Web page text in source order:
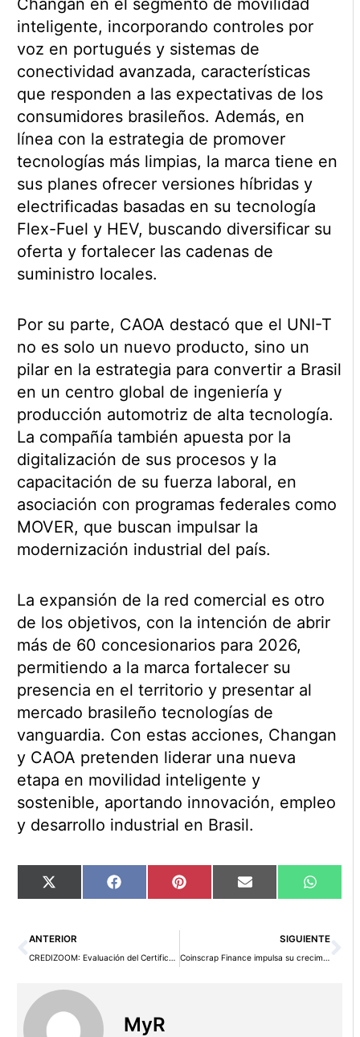
inteligente, incorporando controles por
voz en portugués y sistemas de
conectividad avanzada, características
que responden a las expectativas de los
consumidores brasileños. Además, en
línea con la estrategia de promover
tecnologías más limpias, la marca tiene en
sus planes ofrecer versiones híbridas y
electrificadas basadas en su tecnología
Flex-Fuel y HEV, buscando diversificar su
oferta y fortalecer las cadenas de
suministro locales.
Por su parte, CAOA destacó que el UNI-T
no es solo un nuevo producto, sino un
pilar en la estrategia para convertir a Brasil
en un centro global de ingeniería y
producción automotriz de alta tecnología.
La compañía también apuesta por la
digitalización de sus procesos y la
capacitación de su fuerza laboral, en
asociación con programas federales como
MOVER, que buscan impulsar la
modernización industrial del país.
La expansión de la red comercial es otro
de los objetivos, con la intención de abrir
más de 60 concesionarios para 2026,
permitiendo a la marca fortalecer su
presencia en el territorio y presentar al
mercado brasileño tecnologías de
vanguardia. Con estas acciones, Changan
y CAOA pretenden liderar una nueva
etapa en movilidad inteligente y
sostenible, aportando innovación, empleo
y desarrollo industrial en Brasil.
Compartir
en
X
(Twitter)
Compartir
en
Facebook Compartir
en
Pinterest Compartir
en
Email
en
Ant
ANTERIOR
CREDIZOOM: Evaluación del Certificado de Insolvencia como Herramienta Legal para Ciudadanos en Crisis Financiera
SIGUIENTE
Coinscrap Finance impulsa su crecimiento global con la inteligencia artificial Agéntica
MyR